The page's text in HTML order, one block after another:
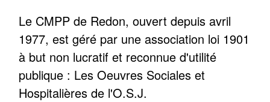
Le CMPP de Redon, ouvert depuis avril
1977, est géré par une association loi 1901
à but non lucratif et reconnue d'utilité
publique : Les Oeuvres Sociales et
Hospitalières de l'O.S.J.